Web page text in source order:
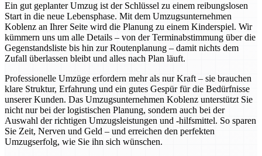
Ein gut geplanter Umzug ist der Schlüssel zu einem reibungslosen
Start in die neue Lebensphase. Mit dem Umzugsunternehmen
Koblenz an Ihrer Seite wird die Planung zu einem Kinderspiel. Wir
kümmern uns um alle Details – von der Terminabstimmung über die
Gegenstandsliste bis hin zur Routenplanung – damit nichts dem
Zufall überlassen bleibt und alles nach Plan läuft.
Professionelle Umzüge erfordern mehr als nur Kraft – sie brauchen
klare Struktur, Erfahrung und ein gutes Gespür für die Bedürfnisse
unserer Kunden. Das Umzugsunternehmen Koblenz unterstützt Sie
nicht nur bei der logistischen Planung, sondern auch bei der
Auswahl der richtigen Umzugsleistungen und -hilfsmittel. So sparen
Sie Zeit, Nerven und Geld – und erreichen den perfekten
Umzugserfolg, wie Sie ihn sich wünschen.